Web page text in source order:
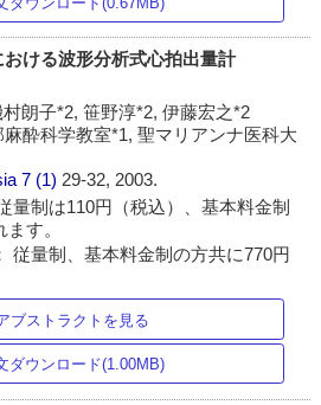
ける波形分析式心拍出量計
朗子*2, 笹野淳*2, 伊藤宏之*2
酔科学教室*1, 聖マリアンナ医科大
7 (1) 29-32, 2003.
量制は110円（税込）、基本料金制
す。
従量制、基本料金制の方共に770円
ブストラクトを見る
ダウンロード(1.00MB)